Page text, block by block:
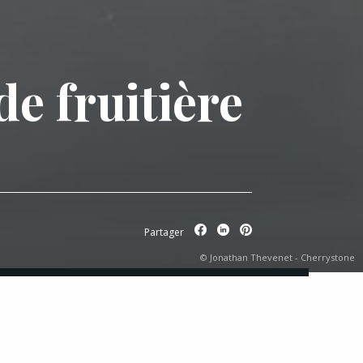
© Jonathan Thevenet - Cherrystone
fruitière
Partager